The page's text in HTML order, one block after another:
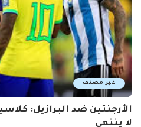
غير مصنف
الأرجنتين ضد البرازيل:
لا ينتهي